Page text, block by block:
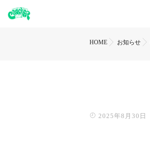
HOME お知らせ
2025年8月30日